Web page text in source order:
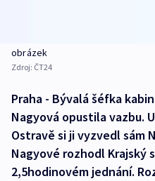
obrázek
Zdroj: ČT24
Praha - Bývalá šéfka
Nagyová opustila vazbu.
Ostravě si ji vyzvedl sám
Nagyové rozhodl Krajský
2,5hodinovém jednání.